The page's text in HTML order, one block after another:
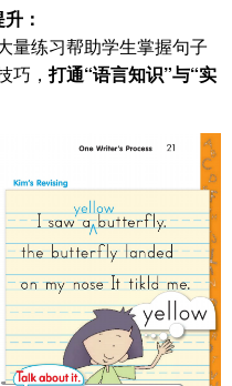
：
量练习帮助学生掌握句子
巧，打通“语言知识”与“实